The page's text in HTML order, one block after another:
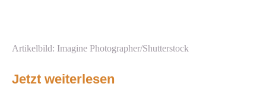
Artikelbild: Imagine Photographer/Shutterstock
Jetzt weiterlesen